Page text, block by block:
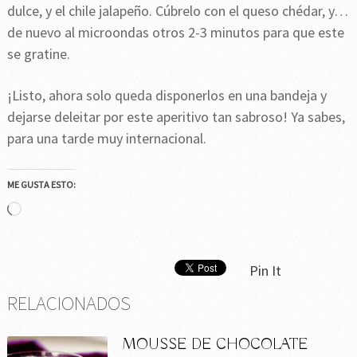
dulce, y el chile jalapeño. Cúbrelo con el queso chédar, y…
de nuevo al microondas otros 2-3 minutos para que este
se gratine.
¡Listo, ahora solo queda disponerlos en una bandeja y
dejarse deleitar por este aperitivo tan sabroso! Ya sabes,
para una tarde muy internacional.
ME GUSTA ESTO:
Cargando...
Pin It
RELACIONADOS
MOUSSE DE CHOCOLATE